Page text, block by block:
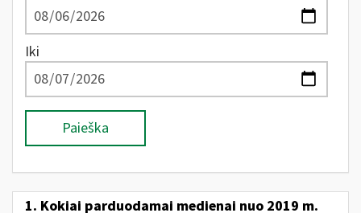
Iki
Paieška
1. Kokiai parduodamai medienai nuo 2019 m.